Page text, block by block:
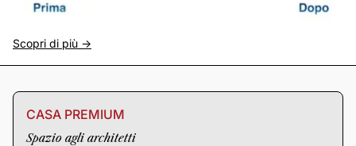
Scopri di più ->
CASA PREMIUM
Spazio agli architetti